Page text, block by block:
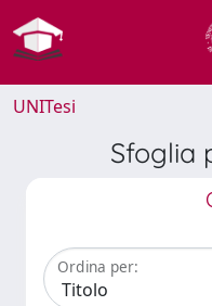
UNITesi
Sfoglia
Ordina per: